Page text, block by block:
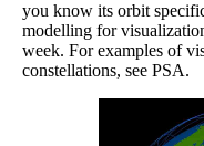
you know its orbit
modelling for
week. For examples of
constellations, see PSA.